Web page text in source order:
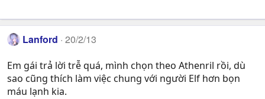
Lanford 20/2/13
Em gái trả lời trễ quá, mình chọn theo Athenril rồi, dù
sao cũng thích làm việc chung với người Elf hơn bọn
máu lạnh kia.